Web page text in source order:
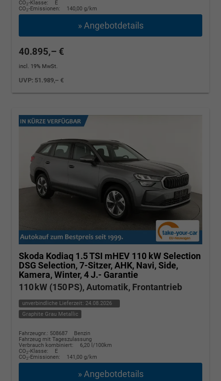
CO2-Klasse:
E
CO2-Emissionen: 140,00 g/km
» Angebotdetails
40.895,– €
incl. 19% MwSt.
UVP: 51.989,– €
Skoda Kodiaq 1.5 TSI mHEV 110 kW Selection
DSG Selection, 7-Sitzer, AHK, Navi, Side,
Kamera, Winter, 4 J.- Garantie
110 kW (150 PS), Automatik, Frontantrieb
unverbindliche Lieferzeit: 24.08.2026
Graphite Grau Metallic
Fahrzeugnr.: 508687
Benzin
Fahrzeug mit Tageszulassung
Verbrauch kombiniert:
6,20 l/100km
CO2-Klasse:
E
CO2-Emissionen: 141,00 g/km
» Angebotdetails